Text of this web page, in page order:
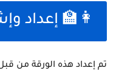
👩‍🏫 إعداد
تم إعداد هذه الورقة من